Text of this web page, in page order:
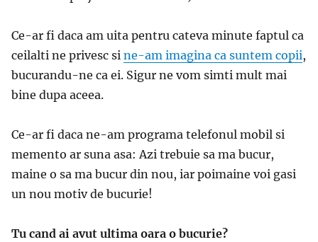
Ce-ar fi daca am uita pentru cateva minute faptul ca
ceilalti ne privesc si ne-am imagina ca suntem copii,
bucurandu-ne ca ei. Sigur ne vom simti mult mai
bine dupa aceea.
Ce-ar fi daca ne-am programa telefonul mobil si
memento ar suna asa: Azi trebuie sa ma bucur,
maine o sa ma bucur din nou, iar poimaine voi gasi
un nou motiv de bucurie!
Tu cand ai avut ultima oara o bucurie?